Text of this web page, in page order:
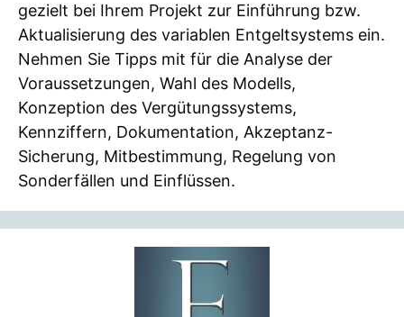
gezielt bei Ihrem Projekt zur Einführung bzw.
Aktualisierung des variablen Entgeltsystems ein.
Nehmen Sie Tipps mit für die Analyse der
Voraussetzungen, Wahl des Modells,
Konzeption des Vergütungssystems,
Kennziffern, Dokumentation, Akzeptanz-
Sicherung, Mitbestimmung, Regelung von
Sonderfällen und Einflüssen.